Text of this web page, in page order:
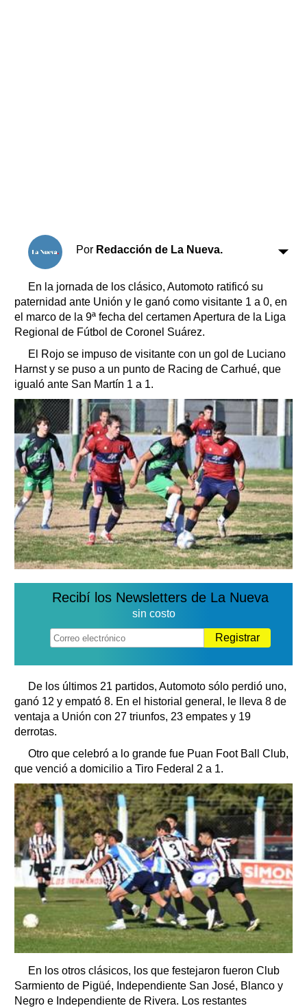
Por Redacción de La Nueva.
En la jornada de los clásico, Automoto ratificó su
paternidad ante Unión y le ganó como visitante 1 a 0, en
el marco de la 9ª fecha del certamen Apertura de la Liga
Regional de Fútbol de Coronel Suárez.
El Rojo se impuso de visitante con un gol de Luciano
Harnst y se puso a un punto de Racing de Carhué, que
igualó ante San Martín 1 a 1.
Recibí los Newsletters de La Nueva
sin costo
Registrar
De los últimos 21 partidos, Automoto sólo perdió uno,
ganó 12 y empató 8. En el historial general, le lleva 8 de
ventaja a Unión con 27 triunfos, 23 empates y 19
derrotas.
Otro que celebró a lo grande fue Puan Foot Ball Club,
que venció a domicilio a Tiro Federal 2 a 1.
En los otros clásicos, los que festejaron fueron Club
Sarmiento de Pigüé, Independiente San José, Blanco y
Negro e Independiente de Rivera. Los restantes